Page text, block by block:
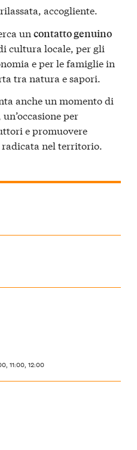
accogliente.
un contatto genuino
cultura locale, per gli
e per le famiglie in
tra natura e sapori.
anche un momento di
un’occasione per
e promuovere
radicata nel territorio.
11:00, 12:00